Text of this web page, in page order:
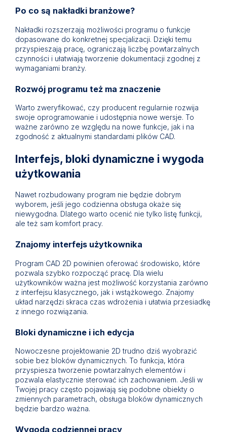
Po co są nakładki branżowe?
Nakładki rozszerzają możliwości programu o funkcje
dopasowane do konkretnej specjalizacji. Dzięki temu
przyspieszają pracę, ograniczają liczbę powtarzalnych
czynności i ułatwiają tworzenie dokumentacji zgodnej z
wymaganiami branży.
Rozwój programu też ma znaczenie
Warto zweryfikować, czy producent regularnie rozwija
swoje oprogramowanie i udostępnia nowe wersje. To
ważne zarówno ze względu na nowe funkcje, jak i na
zgodność z aktualnymi standardami plików CAD.
Interfejs, bloki dynamiczne i wygoda
użytkowania
Nawet rozbudowany program nie będzie dobrym
wyborem, jeśli jego codzienna obsługa okaże się
niewygodna. Dlatego warto ocenić nie tylko listę funkcji,
ale też sam komfort pracy.
Znajomy interfejs użytkownika
Program CAD 2D powinien oferować środowisko, które
pozwala szybko rozpocząć pracę. Dla wielu
użytkowników ważna jest możliwość korzystania zarówno
z interfejsu klasycznego, jak i wstążkowego. Znajomy
układ narzędzi skraca czas wdrożenia i ułatwia przesiadkę
z innego rozwiązania.
Bloki dynamiczne i ich edycja
Nowoczesne projektowanie 2D trudno dziś wyobrazić
sobie bez bloków dynamicznych. To funkcja, która
przyspiesza tworzenie powtarzalnych elementów i
pozwala elastycznie sterować ich zachowaniem. Jeśli w
Twojej pracy często pojawiają się podobne obiekty o
zmiennych parametrach, obsługa bloków dynamicznych
będzie bardzo ważna.
Wygoda codziennej pracy